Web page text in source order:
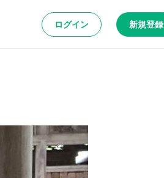
ログイン 新規登録